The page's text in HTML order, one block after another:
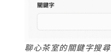
聊心茶室的關鍵字搜